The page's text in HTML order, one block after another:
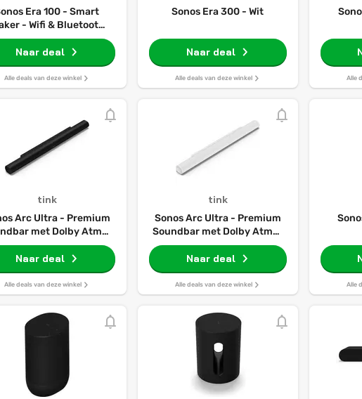
Era 100 - Smart
- Wifi & Bluetooth -
- Stereo
geluid - Zwart
Naar deal
Alle deals van deze winkel
Sonos Era 300 - Wit
Naar deal
Alle deals van deze winkel Alle
tink
Arc Ultra - Premium
met Dolby Atmos
- Zwart
Naar deal
Alle deals van deze winkel
tink
Sonos Arc Ultra - Premium
Soundbar met Dolby Atmos
- Wit
Naar deal
Alle deals van deze winkel Alle